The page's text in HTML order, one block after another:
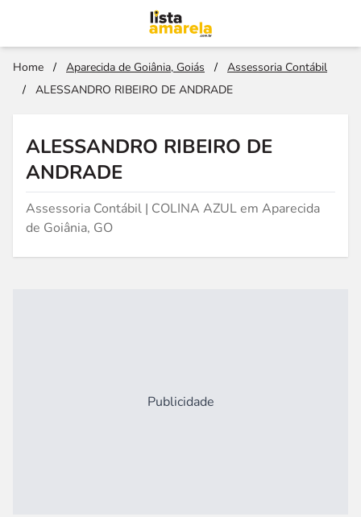
Home / Aparecida de Goiânia, Goiás /
Assessoria Contábil
/
ALESSANDRO RIBEIRO DE ANDRADE
ALESSANDRO RIBEIRO DE
ANDRADE
Assessoria Contábil | COLINA AZUL em Aparecida
de Goiânia, GO
Publicidade